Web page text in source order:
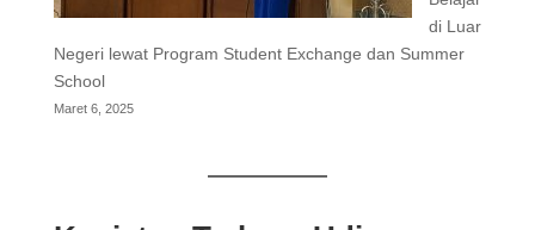
di Luar
Negeri lewat Program Student Exchange dan Summer
School
Maret 6, 2025